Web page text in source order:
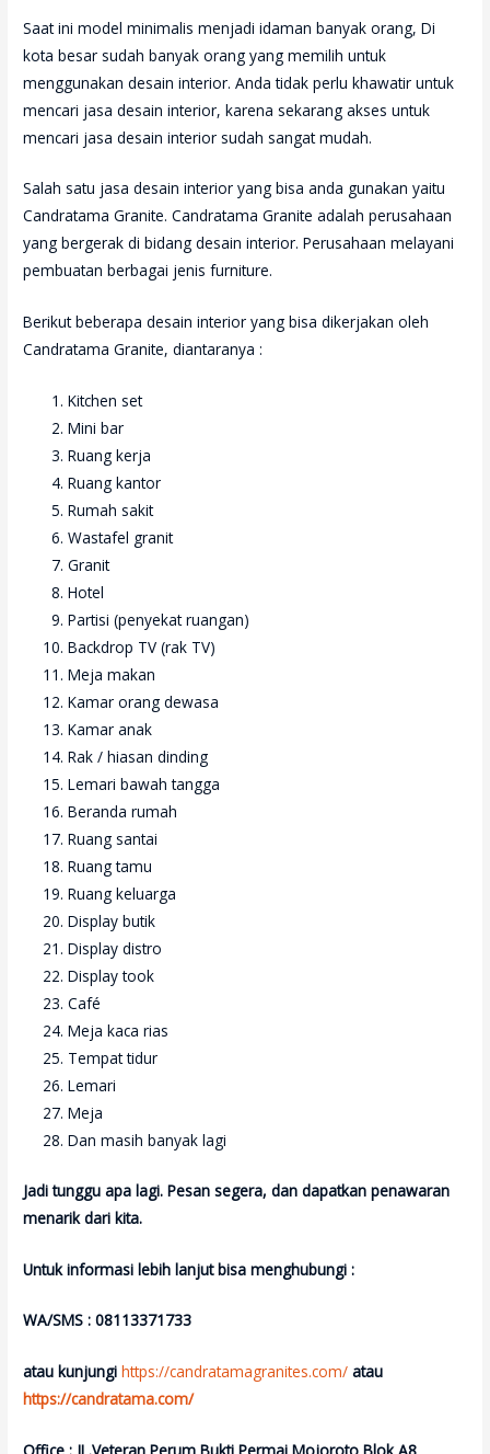
Saat ini model minimalis menjadi idaman banyak orang, Di
kota besar sudah banyak orang yang memilih untuk
menggunakan desain interior. Anda tidak perlu khawatir untuk
mencari jasa desain interior, karena sekarang akses untuk
mencari jasa desain interior sudah sangat mudah.
Salah satu jasa desain interior yang bisa anda gunakan yaitu
Candratama Granite. Candratama Granite adalah perusahaan
yang bergerak di bidang desain interior. Perusahaan melayani
pembuatan berbagai jenis furniture.
Berikut beberapa desain interior yang bisa dikerjakan oleh
Candratama Granite, diantaranya :
Kitchen set
Mini bar
Ruang kerja
Ruang kantor
Rumah sakit
Wastafel granit
Granit
Hotel
Partisi (penyekat ruangan)
Backdrop TV (rak TV)
Meja makan
Kamar orang dewasa
Kamar anak
Rak / hiasan dinding
Lemari bawah tangga
Beranda rumah
Ruang santai
Ruang tamu
Ruang keluarga
Display butik
Display distro
Display took
Café
Meja kaca rias
Tempat tidur
Lemari
Meja
Dan masih banyak lagi
Jadi tunggu apa lagi. Pesan segera, dan dapatkan penawaran
menarik dari kita.
Untuk informasi lebih lanjut bisa menghubungi :
WA/SMS : 08113371733
atau kunjungihttps://candratamagranites.com/ atau
https://candratama.com/